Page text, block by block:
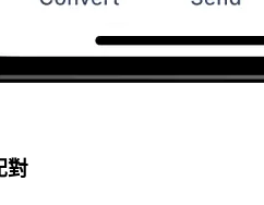
對